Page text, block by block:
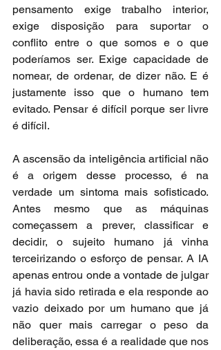
pensamento exige trabalho interior,
exige disposição para suportar o
conflito entre o que somos e o que
poderíamos ser. Exige capacidade de
nomear, de ordenar, de dizer não. E é
justamente isso que o humano tem
evitado. Pensar é difícil porque ser livre
é difícil.
A ascensão da inteligência artificial não
é a origem desse processo, é na
verdade um sintoma mais sofisticado.
Antes mesmo que as máquinas
começassem a prever, classificar e
decidir, o sujeito humano já vinha
terceirizando o esforço de pensar. A IA
apenas entrou onde a vontade de julgar
já havia sido retirada e ela responde ao
vazio deixado por um humano que já
não quer mais carregar o peso da
deliberação, essa é a realidade que nos